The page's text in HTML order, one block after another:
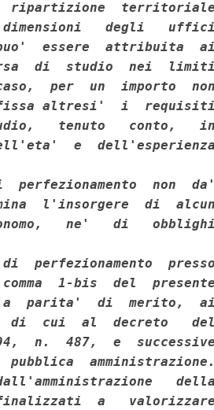
ripartizione  territoriale
degli   uffici
essere  attribuita  ai
di  studio  nei  limiti
per  un  importo  non
fissa altresi'  i  requisiti
tenuto   conto,   in
e  dell'esperienza
perfezionamento  non  da'
l'insorgere  di  alcun
ne'   di   obblighi
perfezionamento  presso
1-bis  del  presente
a  parita'  di  merito,  ai
di  cui  al  decreto   del
n.  487,  e  successive
amministrazione.
della
a   valorizzare